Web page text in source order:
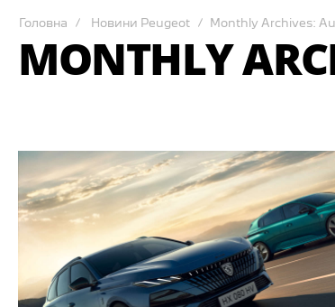
Головна Новини Peugeot Monthly Archives:
MONTHLY